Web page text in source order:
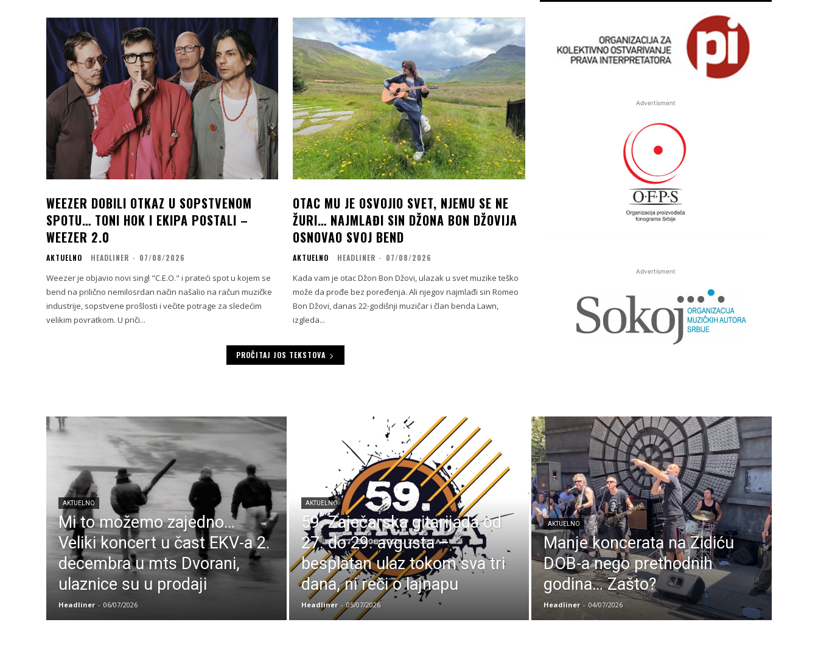
WEEZER DOBILI OTKAZ U SOPSTVENOM
SPOTU… TONI HOK I EKIPA POSTALI –
WEEZER 2.0
AKTUELNO HEADLINER - 07/08/2026
Weezer je objavio novi singl "C.E.O." i prateći spot u kojem se
bend na prilično nemilosrdan način našalio na račun muzičke
industrije, sopstvene prošlosti i večite potrage za sledećim
velikim povratkom. U priči...
OTAC MU JE OSVOJIO SVET, NJEMU SE NE
ŽURI… NAJMLAĐI SIN DŽONA BON DŽOVIJA
OSNOVAO SVOJ BEND
AKTUELNO HEADLINER - 07/08/2026
Kada vam je otac Džon Bon Džovi, ulazak u svet muzike teško
može da prođe bez poređenja. Ali njegov najmlađi sin Romeo
Bon Džovi, danas 22-godišnji muzičar i član benda Lawn,
izgleda...
PROČITAJ JOS TEKSTOVA
Advertisment
Advertisment
AKTUELNO
Mi to možemo zajedno…
Veliki koncert u čast EKV-a 2.
decembra u mts Dvorani,
ulaznice su u prodaji
Headliner - 06/07/2026
AKTUELNO
59. Zaječarska gitarijada od
27. do 29. avgusta –
besplatan ulaz tokom sva tri
dana, ni reči o lajnapu
Headliner - 05/07/2026
AKTUELNO
Manje koncerata na Zidiću
DOB-a nego prethodnih
godina… Zašto?
Headliner - 04/07/2026